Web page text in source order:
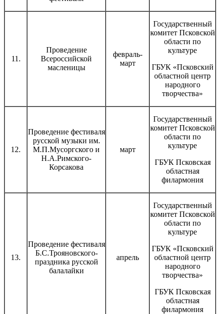
11.
Проведение
Всероссийской
масленицы
февраль-
март
Государственный
комитет Псковской
области по
культуре
ГБУК «Псковский
областной центр
народного
творчества»
12.
Проведение фестиваля
русской музыки им.
М.П.Мусоргского и
Н.А.Римского-
Корсакова
март
Государственный
комитет Псковской
области по
культуре
ГБУК Псковская
областная
филармония
13.
Проведение фестиваля
Б.С.Трояновского-
праздника русской
балалайки
апрель
Государственный
комитет Псковской
области по
культуре
ГБУК «Псковский
областной центр
народного
творчества»
ГБУК Псковская
областная
филармония